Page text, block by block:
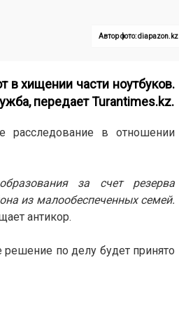
Автор фото: diapazon.kz
в хищении части ноутбуков.
передаетTurantimes.kz.
расследование в отношении
за счет резерва
из малообеспеченных семей.
антикор.
решение по делу будет принято